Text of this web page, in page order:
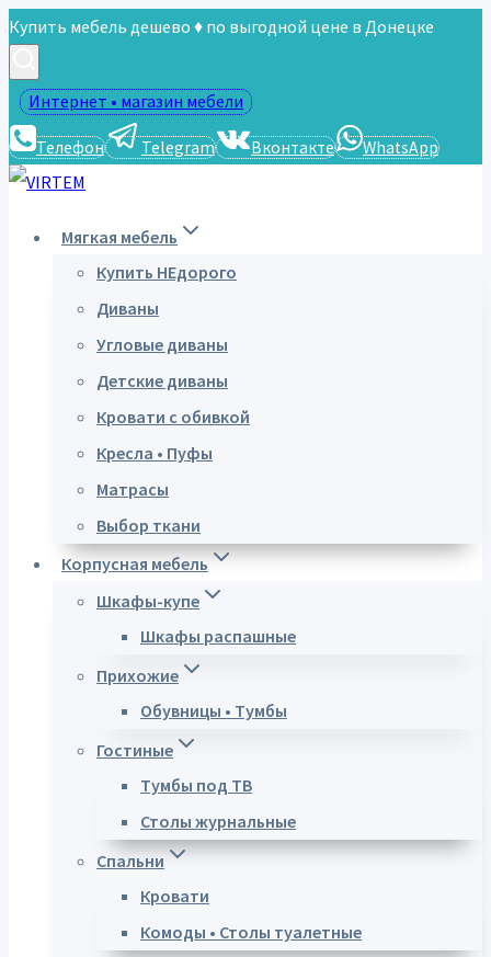
Перейти
содержимому
Купить мебель дешево ♦ по выгодной цене в Донецке
Интернет • магазин мебели
Телефон Telegram Вконтакте WhatsApp
Мягкая мебель
Купить НЕдорого
Диваны
Угловые диваны
Детские диваны
Кровати с обивкой
Кресла • Пуфы
Матрасы
Выбор ткани
Корпусная мебель
Шкафы-купе
Шкафы распашные
Прихожие
Обувницы • Тумбы
Гостиные
Тумбы под ТВ
Столы журнальные
Спальни
Кровати
Комоды • Столы туалетные